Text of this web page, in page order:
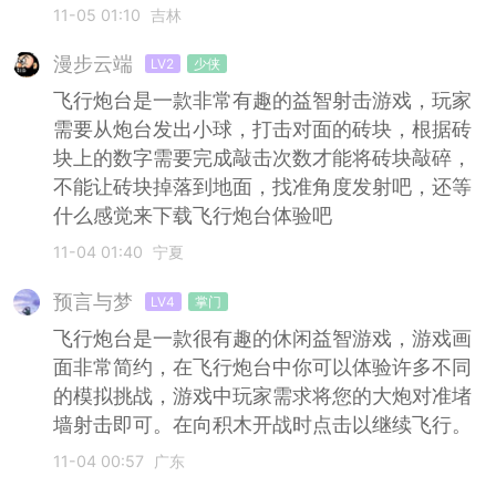
11-05 01:10 吉林
漫步云端 LV2 少侠
飞行炮台是一款非常有趣的益智射击游戏，玩家
需要从炮台发出小球，打击对面的砖块，根据砖
块上的数字需要完成敲击次数才能将砖块敲碎，
不能让砖块掉落到地面，找准角度发射吧，还等
什么感觉来下载飞行炮台体验吧
11-04 01:40 宁夏
预言与梦 LV4 掌门
飞行炮台是一款很有趣的休闲益智游戏，游戏画
面非常简约，在飞行炮台中你可以体验许多不同
的模拟挑战，游戏中玩家需求将您的大炮对准堵
墙射击即可。在向积木开战时点击以继续飞行。
11-04 00:57 广东